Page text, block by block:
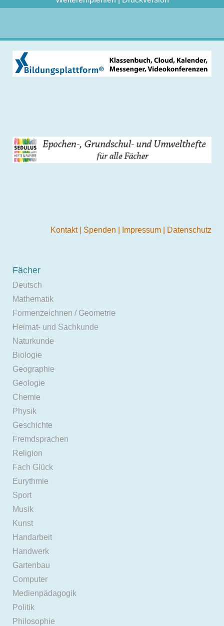
Kontakt Spenden Impressum Datenschutz
Fächer
Deutsch
Mathematik
Formenzeichnen / Geometrie
Heimat- und Sachkunde
Naturkunde
Biologie
Geographie
Geologie
Chemie
Physik
Geschichte
Fremdsprachen
Religion
Fach Glück
Eurythmie
Sport
Musik
Kunst
Handarbeit
Handwerk
Gartenbau
Computer
Medienpädagogik
Politik
Philosophie